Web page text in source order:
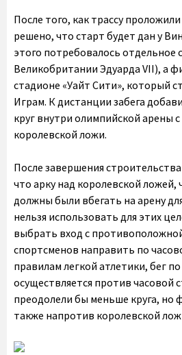
После того, как трассу
решено, что старт будет дан у
этого потребовалось отдельное
Великобритании Эдуарда VII), а
стадионе «Уайт Сити», который
Играм. К дистанции забега
круг внутри олимпийской арены
королевской ложи.
После завершения
что арку над королевской ложей,
должны были вбегать на арену
нельзя использовать для этих
выбрать вход с
спортсменов направить по
правилам легкой атлетики, бег
осуществляется против часовой
преодолели бы меньше круга,
также напротив королевской